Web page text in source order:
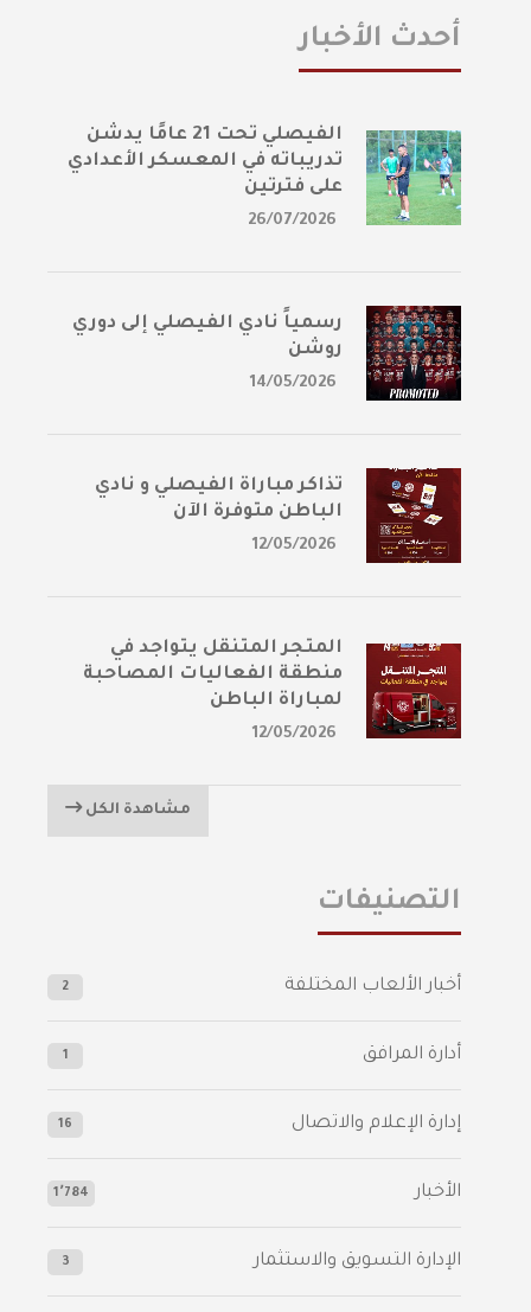
أحدث الأخبار
الفيصلي تحت 21 عامًا يدشن
تدريباته في المعسكر الأعدادي
على فترتين
26/07/2026
رسمياً نادي الفيصلي إلى دوري
روشن
14/05/2026
تذاكر مباراة الفيصلي و نادي
الباطن متوفرة الآن
12/05/2026
المتجر المتنقل يتواجد في
منطقة الفعاليات المصاحبة
لمباراة الباطن
12/05/2026
مشاهدة الكل
التصنيفات
أخبار الألعاب المختلفة 2
أدارة المرافق 1
إدارة الإعلام والاتصال 16
الأخبار 1٬784
الإدارة التسويق والاستثمار 3